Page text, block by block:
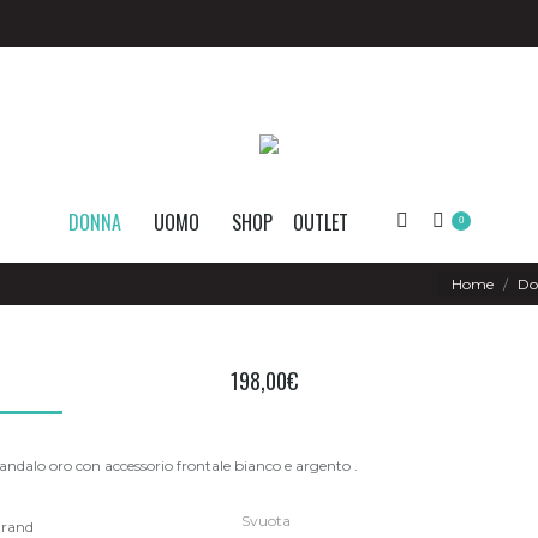
DONNA UOMO SHOP OUTLET Search: 0
You are here:
Home
198,00€
oro con accessorio frontale bianco e argento .
Svuota